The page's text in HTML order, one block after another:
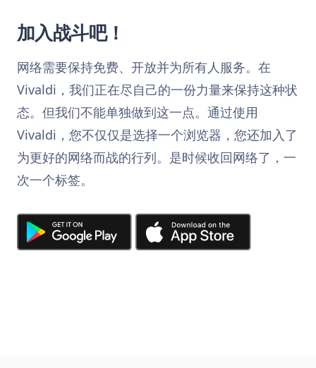
加入战斗吧！
网络需要保持免费、开放并为所有人服务。在
Vivaldi，我们正在尽自己的一份力量来保持这种状
态。但我们不能单独做到这一点。通过使用
Vivaldi，您不仅仅是选择一个浏览器，您还加入了
为更好的网络而战的行列。是时候收回网络了，一
次一个标签。